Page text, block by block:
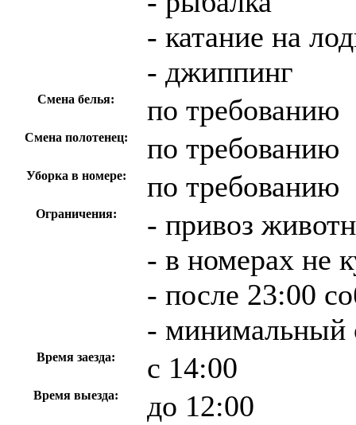
- катание на
- джиппинг
Смена белья: по требованию
Смена полотенец: по требованию
Уборка в номере: по требованию
Ограничения:
- привоз
- в номерах не
- после 23:00
- минимальный
Время заезда: с 14:00
Время выезда: до 12:00